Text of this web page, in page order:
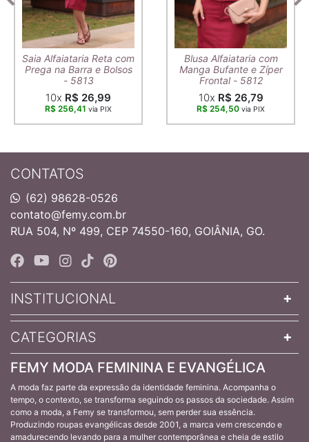
Saia Alfaiataria Reta com
Prega na Barra e Bolsos
- 5813
10x R$ 26,99
R$ 256,41 via PIX
Blusa Alfaiataria com
Manga Bufante e Zíper
Frontal - 5812
10x R$ 26,79
R$ 254,50 via PIX
CONTATOS
(62) 98628-0526
contato@femy.com.br
RUA 504, Nº 499, CEP 74550-160, GOIÂNIA, GO.
INSTITUCIONAL
CATEGORIAS
FEMY MODA FEMININA E EVANGÉLICA
A moda faz parte da expressão da identidade feminina. Acompanha o
tempo, o contexto, se transforma seguindo os passos da sociedade. Assim
como a moda, a Femy se transformou, sem perder sua essência.
Produzindo roupas evangélicas desde 2001, a marca vem crescendo e
amadurecendo levando para a mulher contemporânea e cheia de estilo